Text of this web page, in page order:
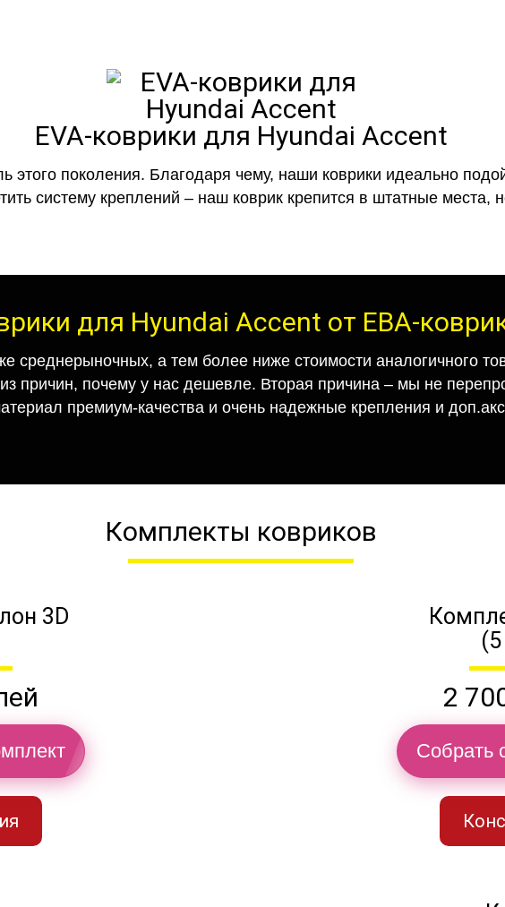
EVA-коврики для Hyundai Accent
поколения. Благодаря чему, наши коврики идеально
систему креплений – наш коврик крепится в штатные места,
для Hyundai Accent от ЕВА-
среднерыночных, а тем более ниже стоимости аналогичного
причин, почему у нас дешевле. Вторая причина – мы не
премиум-качества и очень надежные крепления и
Комплекты ковриков
3D
2
Собрать